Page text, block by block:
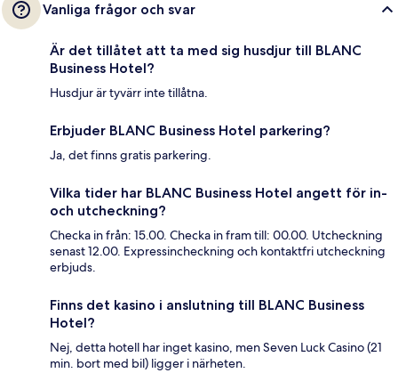
Vanliga frågor och svar
Är det tillåtet att ta med sig husdjur till BLANC
Business Hotel?
Husdjur är tyvärr inte tillåtna.
Erbjuder BLANC Business Hotel parkering?
Ja, det finns gratis parkering.
Vilka tider har BLANC Business Hotel angett för in-
och utcheckning?
Checka in från: 15.00. Checka in fram till: 00.00. Utcheckning
senast 12.00. Expressincheckning och kontaktfri utcheckning
erbjuds.
Finns det kasino i anslutning till BLANC Business
Hotel?
Nej, detta hotell har inget kasino, men Seven Luck Casino (21
min. bort med bil) ligger i närheten.